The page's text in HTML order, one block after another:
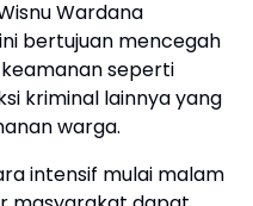
Wardana
bertujuan mencegah
seperti
kriminal lainnya yang
warga.
intensif mulai malam